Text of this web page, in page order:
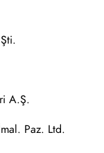
A.Ş.
Paz. Ltd.